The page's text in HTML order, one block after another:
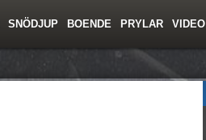
SNÖDJUP BOENDE PRYLAR VIDEO